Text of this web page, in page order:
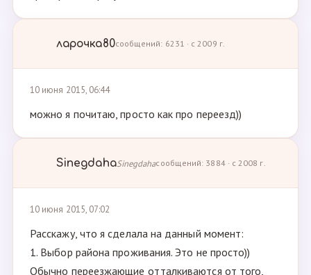
ларочка80сообщений: 6231 · с 2009 г.
10 июня 2015, 06:44
можно я почитаю, просто как про переезд))
SinegdahaSinegdahaсообщений: 3884 · с 2008 г.
10 июня 2015, 07:02
Расскажу, что я сделала на данный момент:
1. Выбор района проживания. Это не просто))
Обычно переезжающие отталкиваются от того,